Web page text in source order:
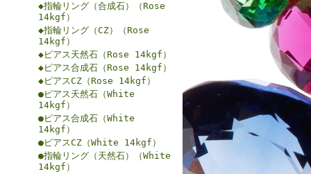
◆指輪リング（合成石）（Rose
14kgf）
◆指輪リング（CZ）（Rose
14kgf）
◆ピアス天然石（Rose 14kgf）
◆ピアス合成石（Rose 14kgf）
◆ピアスCZ（Rose 14kgf）
●ピアス天然石（White
14kgf）
●ピアス合成石（White
14kgf）
●ピアスCZ（White 14kgf）
●指輪リング（天然石）（White
14kgf）